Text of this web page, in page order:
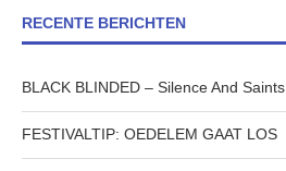
RECENTE BERICHTEN
BLACK BLINDED – Silence And Saints
FESTIVALTIP: OEDELEM GAAT LOS